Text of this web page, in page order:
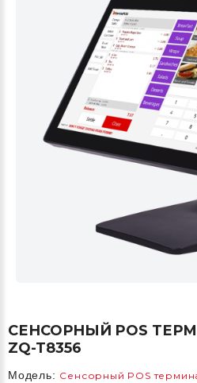
СЕНСОРНЫЙ POS
ZQ-T8356
Модель: Сенсорный POS